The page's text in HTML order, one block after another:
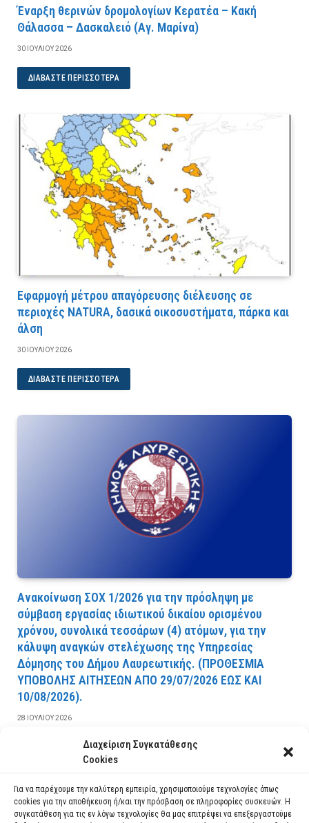
Διαχείριση Συγκατάθεσης
Cookies
Για να παρέχουμε την καλύτερη εμπειρία, χρησιμοποιούμε τεχνολογίες όπως
cookies για την αποθήκευση ή/και την πρόσβαση σε πληροφορίες συσκευών. Η
συγκατάθεση για τις εν λόγω τεχνολογίες θα μας επιτρέψει να επεξεργαστούμε
Έναρξη θερινών δρομολογίων Κερατέα – Κακή
Θάλασσα – Δασκαλειό (Αγ. Μαρίνα)
30 ΙΟΥΛΊΟΥ 2026
ΔΙΑΒΆΣΤΕ ΠΕΡΙΣΣΌΤΕΡΑ
Εφαρμογή μέτρου απαγόρευσης διέλευσης σε
περιοχές NATURA, δασικά οικοσυστήματα, πάρκα και
άλση
30 ΙΟΥΛΊΟΥ 2026
ΔΙΑΒΆΣΤΕ ΠΕΡΙΣΣΌΤΕΡΑ
Ανακοίνωση ΣΟΧ 1/2026 για την πρόσληψη με
σύμβαση εργασίας ιδιωτικού δικαίου ορισμένου
χρόνου, συνολικά τεσσάρων (4) ατόμων, για την
κάλυψη αναγκών στελέχωσης της Υπηρεσίας
Δόμησης του Δήμου Λαυρεωτικής. (ΠPOΘEΣMIA
YΠOBOΛHΣ AITHΣEΩN AΠO 29/07/2026 EΩΣ KAI
10/08/2026).
28 ΙΟΥΛΊΟΥ 2026
ΔΙΑΒΆΣΤΕ ΠΕΡΙΣΣΌΤΕΡΑ